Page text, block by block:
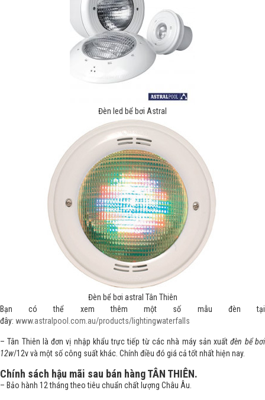
Đèn led bể bơi Astral
Đèn bể bơi astral Tân Thiên
Bạn có thể xem thêm một số mẫu đèn tại
đây: www.astralpool.com.au/products/lightingwaterfalls
– Tân Thiên là đơn vị nhập khẩu trực tiếp từ các nhà máy sản xuấtđèn bể bơi
12w/12v và một số công suất khác. Chính điều đó giá cả tốt nhất hiện nay.
Chính sách hậu mãi sau bán hàng TÂN THIÊN.
– Bảo hành 12 tháng theo tiêu chuẩn chất lượng Châu Âu.